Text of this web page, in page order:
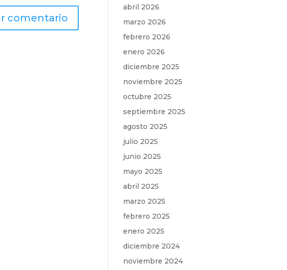
abril 2026
marzo 2026
febrero 2026
enero 2026
diciembre 2025
noviembre 2025
octubre 2025
septiembre 2025
agosto 2025
julio 2025
junio 2025
mayo 2025
abril 2025
marzo 2025
febrero 2025
enero 2025
diciembre 2024
noviembre 2024